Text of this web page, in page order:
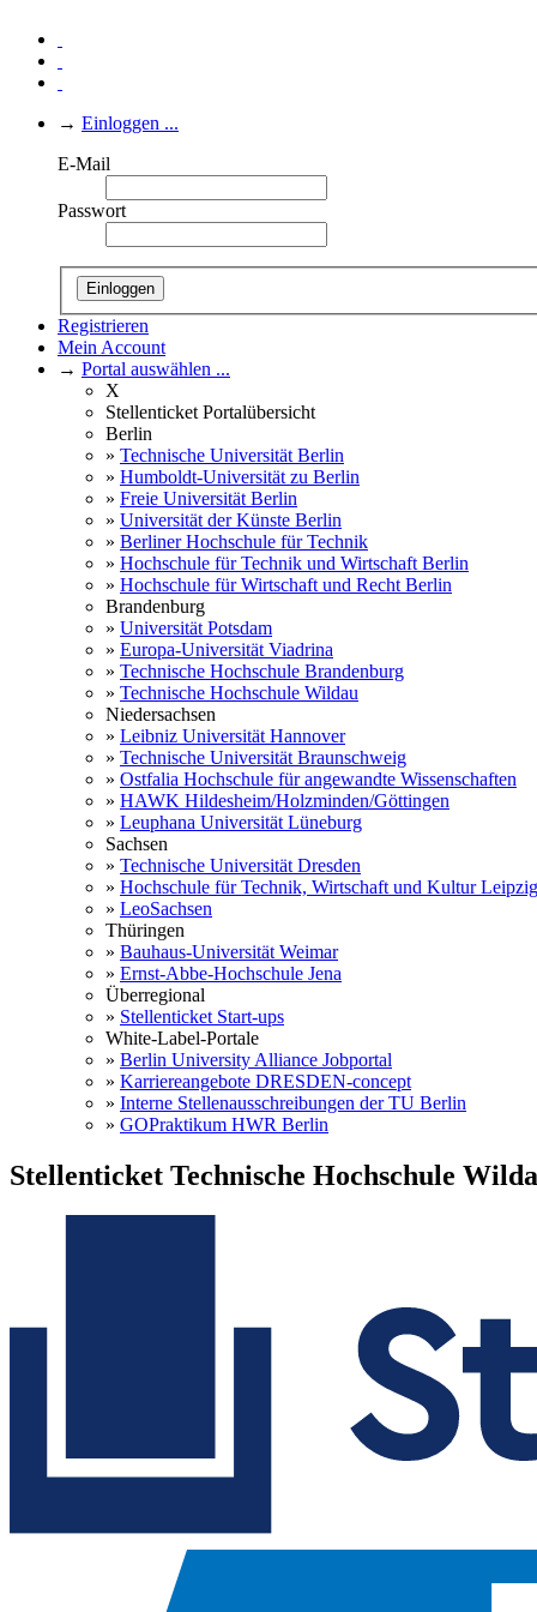
→ Einloggen ...
E-Mail
Passwort
Einloggen
Registrieren
Mein Account
→ Portal auswählen ...
X
Stellenticket Portalübersicht
Berlin
» Technische Universität Berlin
» Humboldt-Universität zu Berlin
» Freie Universität Berlin
» Universität der Künste Berlin
» Berliner Hochschule für Technik
» Hochschule für Technik und Wirtschaft Berlin
» Hochschule für Wirtschaft und Recht Berlin
Brandenburg
» Universität Potsdam
» Europa-Universität Viadrina
» Technische Hochschule Brandenburg
» Technische Hochschule Wildau
Niedersachsen
» Leibniz Universität Hannover
» Technische Universität Braunschweig
» Ostfalia Hochschule für angewandte Wissenschaften
» HAWK Hildesheim/Holzminden/Göttingen
» Leuphana Universität Lüneburg
Sachsen
» Technische Universität Dresden
» Hochschule für Technik, Wirtschaft und Kultur Leipzig
» LeoSachsen
Thüringen
» Bauhaus-Universität Weimar
» Ernst-Abbe-Hochschule Jena
Überregional
» Stellenticket Start-ups
White-Label-Portale
» Berlin University Alliance Jobportal
» Karriereangebote DRESDEN-concept
» Interne Stellenausschreibungen der TU Berlin
» GOPraktikum HWR Berlin
Stellenticket Technische Hochschule